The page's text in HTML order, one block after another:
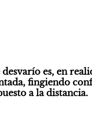
es, en
fingiendo
a la distancia.